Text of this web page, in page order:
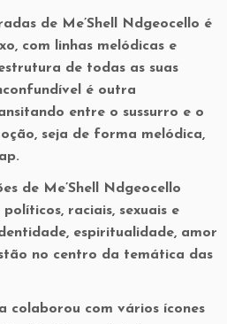
de Me’Shell Ndgeocello é
com linhas melódicas e
de todas as suas
é outra
entre o sussurro e o
seja de forma melódica,
de Me’Shell Ndgeocello
raciais, sexuais e
espiritualidade, amor
no centro da temática das
colaborou com vários ícones